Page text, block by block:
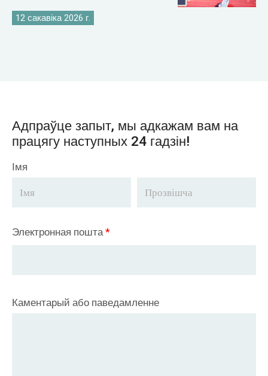
кранаў
12 сакавіка 2026 г.
Адпраўце запыт, мы адкажам вам на
працягу наступных 24 гадзін!
Імя
Электронная пошта*
Каментарый або паведамленне